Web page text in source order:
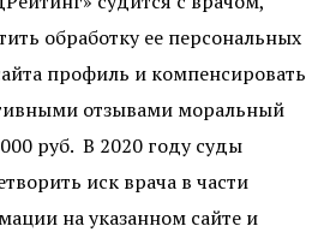
обработку ее персональных
профиль и компенсировать
отзывами моральный
руб. В 2020 году суды
иск врача в части
на указанном сайте и